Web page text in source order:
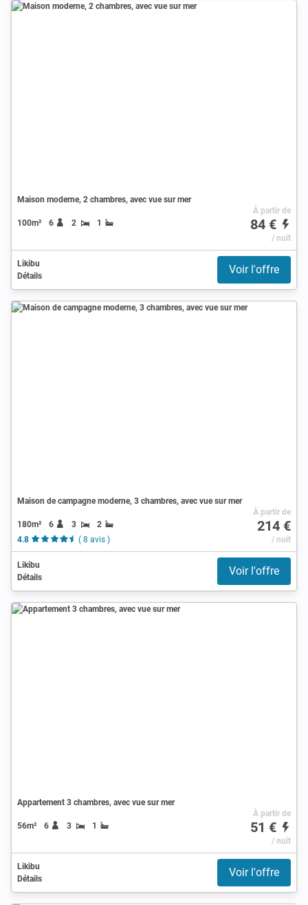
Maison moderne, 2 chambres, avec vue sur mer
100m² 6 2 1
À partir de
84 €
/ nuit
Likibu
Détails
Voir l'offre
Maison de campagne moderne, 3 chambres, avec vue sur mer
180m² 6 3
2
4.8
( 8 avis )
À partir de
214 €
/ nuit
Likibu
Détails
Voir l'offre
Appartement 3 chambres, avec vue sur mer
56m² 6 3 1
À partir de
51 €
/ nuit
Likibu
Détails
Voir l'offre